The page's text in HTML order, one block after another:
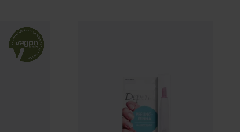
Nail and Cuticle Oil